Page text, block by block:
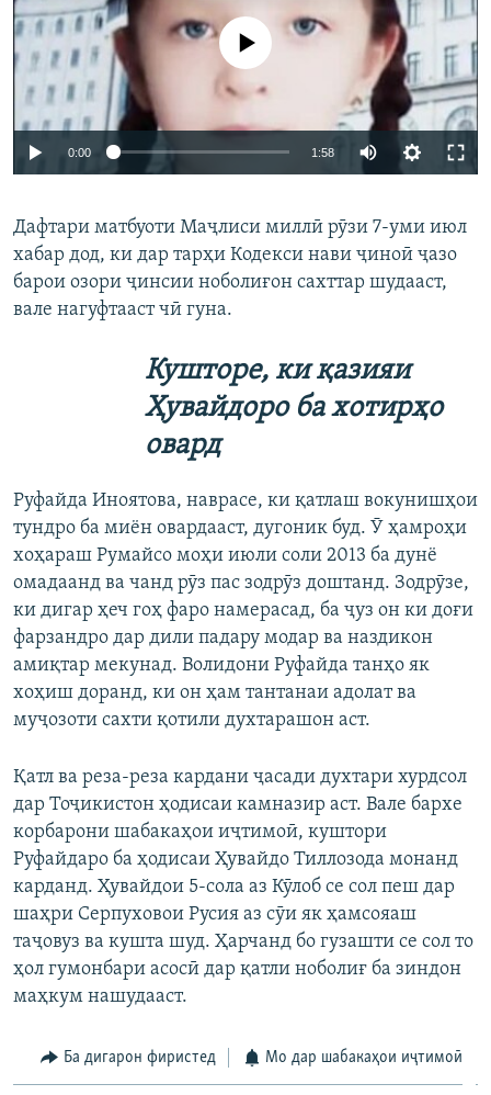
Auto 240p 360p 480p
720p
Феълан кор намекунад
0:00 1:58
360p
480p
Дафтари матбуоти Маҷлиси миллӣ рӯзи 7-уми июл
хабар дод, ки дар тарҳи Кодекси нави ҷиноӣ ҷазо
барои озори ҷинсии ноболиғон сахттар шудааст,
вале нагуфтааст чӣ гуна.
Кушторе, ки қазияи
Ҳувайдоро ба хотирҳо
овард
Руфайда Иноятова, наврасе, ки қатлаш вокунишҳои
тундро ба миён овардааст, дугоник буд. Ӯ ҳамроҳи
хоҳараш Румайсо моҳи июли соли 2013 ба дунё
омадаанд ва чанд рӯз пас зодрӯз доштанд. Зодрӯзе,
ки дигар ҳеч гоҳ фаро намерасад, ба ҷуз он ки доғи
фарзандро дар дили падару модар ва наздикон
амиқтар мекунад. Волидони Руфайда танҳо як
хоҳиш доранд, ки он ҳам тантанаи адолат ва
муҷозоти сахти қотили духтарашон аст.
Қатл ва реза-реза кардани ҷасади духтари хурдсол
дар Тоҷикистон ҳодисаи камназир аст. Вале бархе
корбарони шабакаҳои иҷтимоӣ, куштори
Руфайдаро ба ҳодисаи Ҳувайдо Тиллозода монанд
карданд. Ҳувайдои 5-сола аз Кӯлоб се сол пеш дар
шаҳри Серпуховои Русия аз сӯи як ҳамсояаш
таҷовуз ва кушта шуд. Ҳарчанд бо гузашти се сол то
ҳол гумонбари асосӣ дар қатли ноболиғ ба зиндон
маҳкум нашудааст.
Ба дигарон фиристед Мо дар шабакаҳои иҷтимоӣ